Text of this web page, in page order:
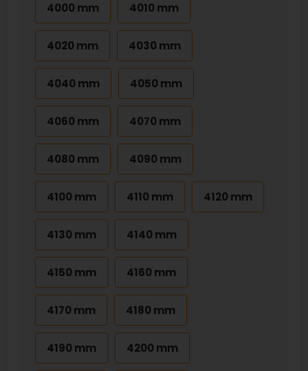
4000 mm 4010 mm
4020 mm 4030 mm
4040 mm 4050 mm
4060 mm 4070 mm
4080 mm 4090 mm
4100 mm 4110 mm 4120 mm
4130 mm 4140 mm
4150 mm 4160 mm
4170 mm 4180 mm
4190 mm 4200 mm